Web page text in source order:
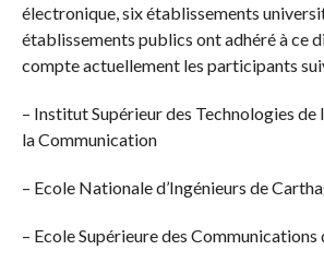
électronique, six établissements
établissements publics ont adhéré à ce
compte actuellement les participants
– Institut Supérieur des Technologies de
la Communication
– Ecole Nationale d’Ingénieurs de
– Ecole Supérieure des Communications